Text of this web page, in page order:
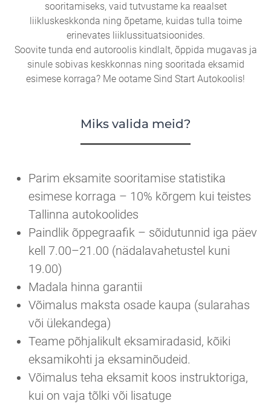
sooritamiseks, vaid tutvustame ka reaalset
liikluskeskkonda ning õpetame, kuidas tulla toime
erinevates liiklussituatsioonides.
Soovite tunda end autoroolis kindlalt, õppida mugavas ja
sinule sobivas keskkonnas ning sooritada eksamid
esimese korraga? Me ootame Sind Start Autokoolis!
Miks valida meid?
Parim eksamite sooritamise statistika
esimese korraga – 10% kõrgem kui teistes
Tallinna autokoolides
Paindlik õppegraafik – sõidutunnid iga päev
kell 7.00–21.00 (nädalavahetustel kuni
19.00)
Madala hinna garantii
Võimalus maksta osade kaupa (sularahas
või ülekandega)
Teame põhjalikult eksamiradasid, kõiki
eksamikohti ja eksaminõudeid.
Võimalus teha eksamit koos instruktoriga,
kui on vaja tõlki või lisatuge